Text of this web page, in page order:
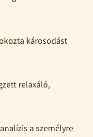
károsodást
relaxáló,
a személyre